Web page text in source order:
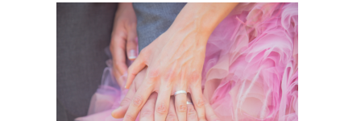
La mariée astucieuse
L’invitée intrépide
Galerie
Blog